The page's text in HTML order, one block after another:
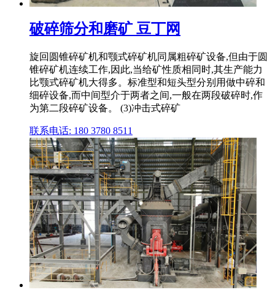
破碎筛分和磨矿 豆丁网
旋回圆锥碎矿机和颚式碎矿机同属粗碎矿设备,但由于圆
锥碎矿机连续工作,因此,当给矿性质相同时,其生产能力
比颚式碎矿机大得多。标准型和短头型分别用做中碎和
细碎设备,而中间型介于两者之间,一般在两段破碎时,作
为第二段碎矿设备。 (3)冲击式碎矿
联系电话: 180 3780 8511